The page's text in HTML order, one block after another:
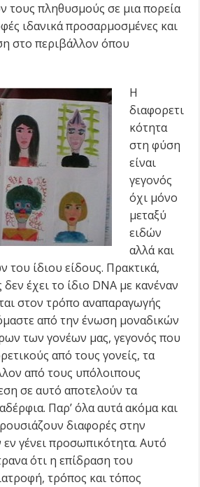
τους πληθυσμούς σε μια πορεία
ιδανικά προσαρμοσμένες και
στο περιβάλλον όπου
Η
διαφορετι
κότητα
στη φύση
είναι
γεγονός
όχι μόνο
μεταξύ
ειδών
αλλά και
του ίδιου είδους. Πρακτικά,
έχει το ίδιο DNA με κανέναν
στον τρόπο αναπαραγωγής
από την ένωση μοναδικών
των γονέων μας, γεγονός που
από τους γονείς, τα
από τους υπόλοιπους
σε αυτό αποτελούν τα
Παρ’ όλα αυτά ακόμα και
διαφορές στην
γένει προσωπικότητα. Αυτό
ότι η επίδραση του
τρόπος και τόπος